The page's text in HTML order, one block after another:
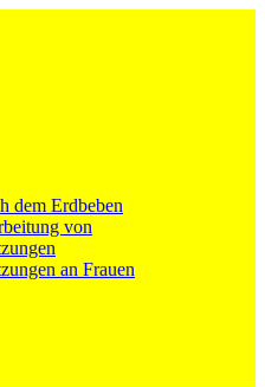
dem Erdbeben
von
an Frauen